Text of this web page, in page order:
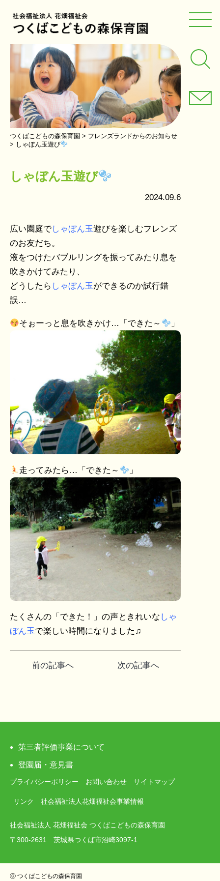
つくばこどもの森保育園 > フレンズランドからのお知らせ
> しゃぼん玉遊び
しゃぼん玉遊び
2024.09.6
広い園庭でしゃぼん玉遊びを楽しむフレンズ
のお友だち。
液をつけたバブルリングを振ってみたり息を
吹きかけてみたり、
どうしたら しゃぼん玉ができるのか試行錯
誤…
そぉーっと息を吹きかけ…「できた～ 」
走ってみたら…「できた～ 」
たくさんの「できた！」の声ときれいな しゃ
ぼん玉で楽しい時間になりました♫
ビ
ゲ
ー
シ
ョ
ン
前の記事へ 次の記事へ
第三者評価事業について
登園届・意見書
プライバシーポリシー お問い合わせ サイトマップ
リンク 社会福祉法人花畑福祉会事業情報
社会福祉法人 花畑福祉会 つくばこどもの森保育園
〒300-2631 茨城県つくば市沼崎3097-1
ⓒ つくばこどもの森保育園